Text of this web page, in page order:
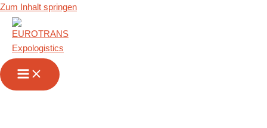
Zum Inhalt springen